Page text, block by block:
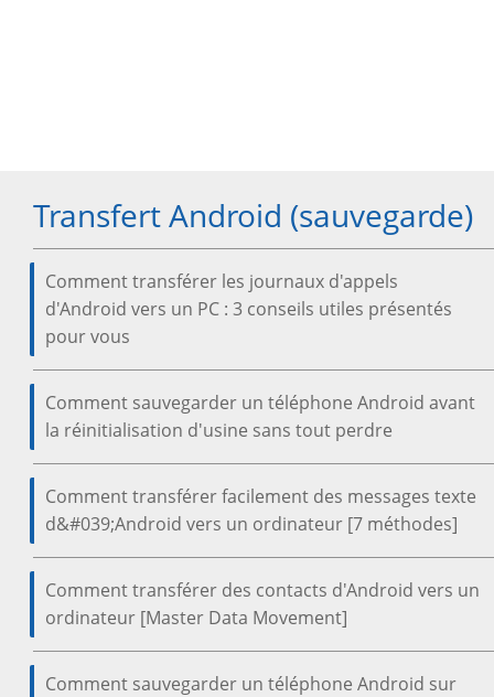
Transfert Android (sauvegarde)
Comment transférer les journaux d'appels
d'Android vers un PC : 3 conseils utiles présentés
pour vous
Comment sauvegarder un téléphone Android avant
la réinitialisation d'usine sans tout perdre
Comment transférer facilement des messages texte
d&#039;Android vers un ordinateur [7 méthodes]
Comment transférer des contacts d'Android vers un
ordinateur [Master Data Movement]
Comment sauvegarder un téléphone Android sur